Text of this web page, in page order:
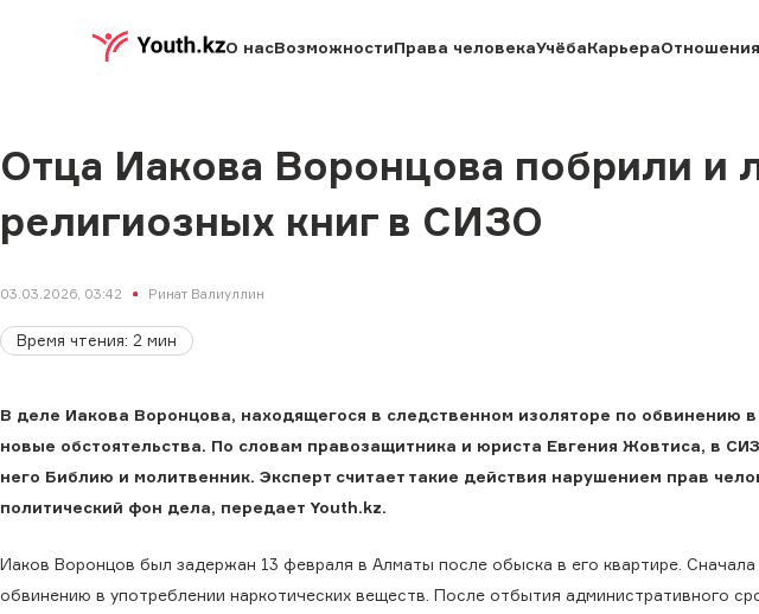
О насВозможностиПрава человекаУчёбаКарьера
Отца Иакова Воронцова побрили и
религиозных книг в СИЗО
03.03.2026, 03:42 Ринат Валиуллин
Время чтения: 2 мин
В деле Иакова Воронцова, находящегося в следственном изоляторе по обвинению
новые обстоятельства. По словам правозащитника и юриста Евгения Жовтиса, в
него Библию и молитвенник. Эксперт считает такие действия нарушением прав
политический фон дела, передает Youth.kz.
Иаков Воронцов был задержан 13 февраля в Алматы после обыска в его квартире.
обвинению в употреблении наркотических веществ. После отбытия административного